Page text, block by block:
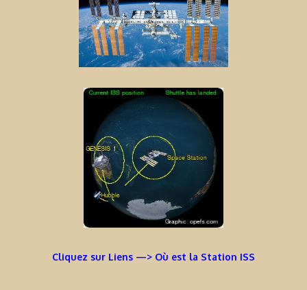
Cliquez sur Liens —> Où est la Station ISS